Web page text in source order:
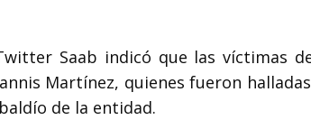
Saab indicó que las víctimas
Martínez, quienes fueron
de la entidad.